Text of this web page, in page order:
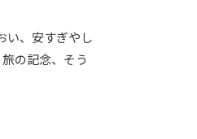
い、安すぎやし
の記念、そう